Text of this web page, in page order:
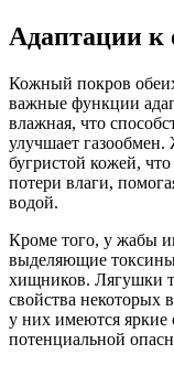
Адаптации к
Кожный покров
важные функции
влажная, что
улучшает
бугристой кожей,
потери влаги,
водой.
Кроме того, у жабы
выделяющие
хищников. Лягушки
свойства некоторых
у них имеются
потенциальной